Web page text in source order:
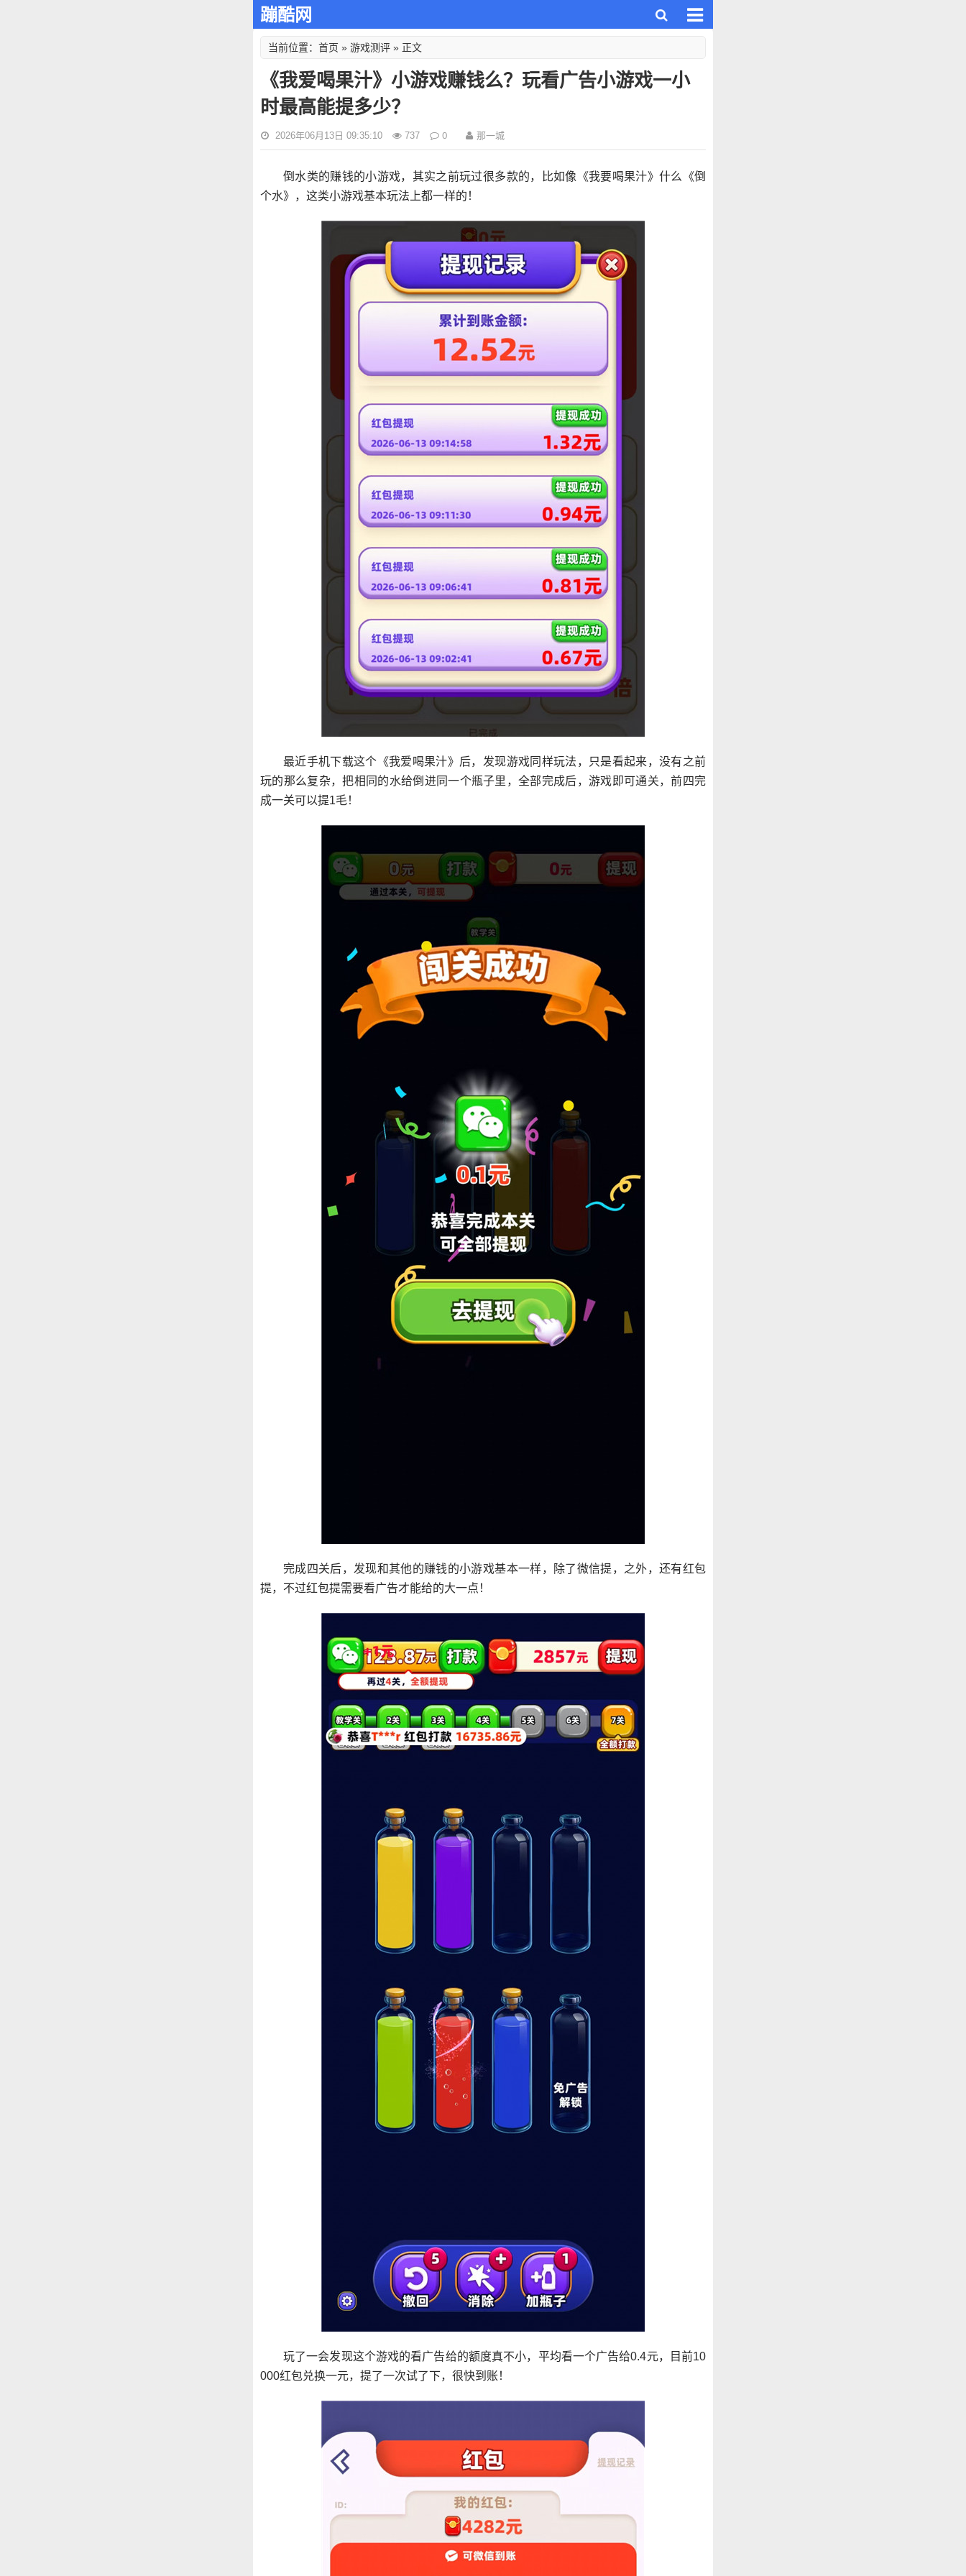
蹦酷网
当前位置： 首页 » 游戏测评 » 正文
《我爱喝果汁》小游戏赚钱么？玩看广告小游戏一小
时最高能提多少？
2026年06月13日 09:35:10 737 0 那一城
倒水类的赚钱的小游戏，其实之前玩过很多款的，比如像《我要喝果汁》什么《倒
个水》，这类小游戏基本玩法上都一样的！
最近手机下载这个《我爱喝果汁》后，发现游戏同样玩法，只是看起来，没有之前
玩的那么复杂，把相同的水给倒进同一个瓶子里，全部完成后，游戏即可通关，前四完
成一关可以提1毛！
完成四关后，发现和其他的赚钱的小游戏基本一样，除了微信提，之外，还有红包
提，不过红包提需要看广告才能给的大一点！
玩了一会发现这个游戏的看广告给的额度真不小，平均看一个广告给0.4元，目前10
000红包兑换一元，提了一次试了下，很快到账！